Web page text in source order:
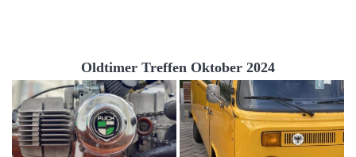
Oldtimer Treffen Oktober 2024